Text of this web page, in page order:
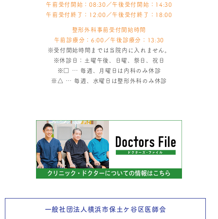
午前受付開始：08:30／午後受付開始：14:30
午前受付終了：12:00／午後受付終了：18:00
整形外科事前受付開始時間
午前診療分：6:00／午後診療分：13:30
※受付開始時間までは当院内に入れません。
※休診日：土曜午後、日曜、祭日、祝日
※
… 毎週、月曜日は内科のみ休診
※ △ … 毎週、水曜日は整形外科のみ休診
一般社団法人横浜市保土ケ谷区医師会